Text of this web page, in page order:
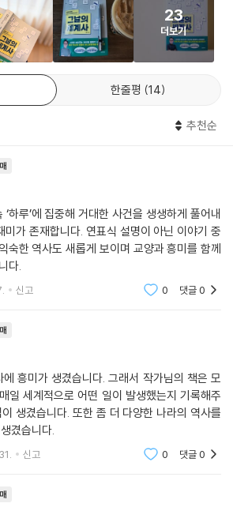
대체 무슨 생각을 했을까? 당연히 파라과이는
성인 남성이 거의 죽는 지경까지 이르렀다. 정
을 당했다. 파라과이 정부는 여기서 말도 안 되
린이들 코에 가짜 수염을 붙이고 어른처럼 분장
것.
있었을까?”
날 이야기
장미단의 비극
가려 잊힐 뻔한 자메이카의 메리 시콜
고 독재 정권에 맞선 혁명가 체 게바라
통치한 무아마르 카다피의 말로
해 온 작가 썬킴은 신작 《그날의 세계사》에서
다. 실제 국내외 역사 투어 해설가로도 활발히
미국과 유럽, 아프리카, 남미, 로마 제국과 오
거의 모든 시기의 역사를 넘나들며 비하인드
부터 12월 31일까지 과거 오늘과 연결된 중요
그은 인물 등 무게감 있는 역사뿐 아니라 세계
대전의 군수품이었던 ‘콜라’, 진짜 ‘축구’ 때문
저자의 뼈 있는 해석과 메시지를 담아 의미가
힐 뻔했던 흑인 간호사 메리 시콜, 독재자의 탄
은 민중들 등 가려진 역사적 영웅들을 조명하
등 이름만 봐서는 우리와 관련 없어 보이지만 기
중요한 사건들을 적극 건져 올려 세계사의 흐
있게 돕는다. 또, 모든 역사적 사건들은 서로 다
날 베를린 장벽 붕괴 사건을 들려주고, 몇 주
23
더보기
한줄평 14
추천순
하루’에 집중해 거대한 사건을 생생하게 풀어내
미가 존재합니다. 연표식 설명이 아닌 이야기 중
숙한 역사도 새롭게 보이며 교양과 흥미를 함께
다.
신고 0 댓글0
흥미가 생겼습니다. 그래서 작가님의 책은 모
일 세계적으로 어떤 일이 발생했는지 기록해주
생겼습니다. 또한 좀 더 다양한 나라의 역사를
겼습니다.
신고 0 댓글0